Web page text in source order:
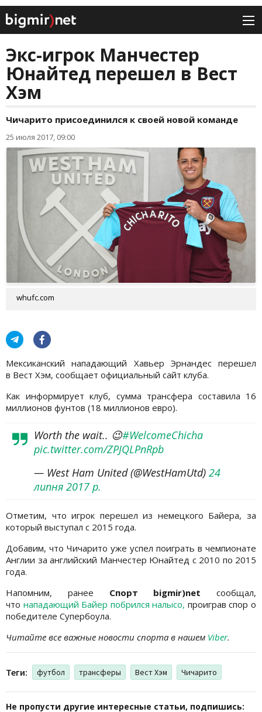
Экс-игрок Манчестер
Юнайтед перешел в Вест
Хэм
Чичарито присоединился к своей новой команде
25 июля 2017, 09:00
whufc.com
Мексиканский нападающий Хавьер Эрнандес перешел
в Вест Хэм, сообщает официальный сайт клуба.
Как информирует клуб, сумма трансфера составила 16
миллионов фунтов (18 миллионов евро).
Worth the wait.. 😉#WelcomeChicha
pic.twitter.com/ZPJQLPnRpb
— West Ham United (@WestHamUtd) 24
липня 2017 р.
Отметим, что игрок перешел из немецкого Байера, за
который выступал с 2015 года.
Добавим, что Чичарито уже успел поиграть в чемпионате
Англии за английский Манчестер Юнайтед с 2010 по 2015
года.
Напомним, ранее Спорт bigmir)net сообщал,
что нападающий Байер побрился налысо, проиграв спор о
победителе Супербоула.
Читайте все важные новости спорта в нашем Viber.
Теги: футбол трансферы Вест Хэм Чичарито
Не пропусти другие интересные статьи, подпишись: